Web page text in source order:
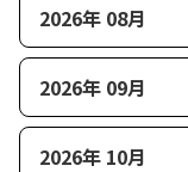
2026年 08月
2026年 09月
2026年 10月